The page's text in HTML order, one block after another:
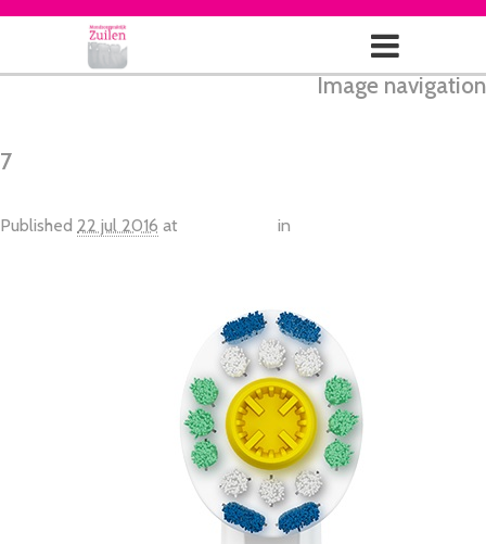
Image navigation
7
Published 22 jul 2016 at in